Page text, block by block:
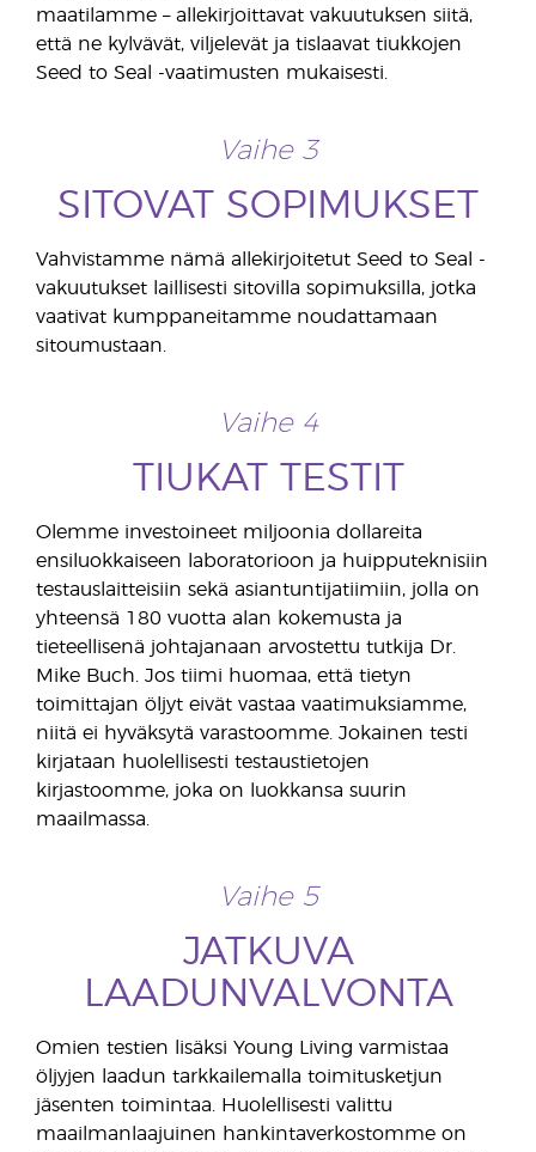
maatilamme – allekirjoittavat vakuutuksen siitä,
että ne kylvävät, viljelevät ja tislaavat tiukkojen
Seed to Seal -vaatimusten mukaisesti.
Vaihe 3
SITOVAT SOPIMUKSET
Vahvistamme nämä allekirjoitetut Seed to Seal -
vakuutukset laillisesti sitovilla sopimuksilla, jotka
vaativat kumppaneitamme noudattamaan
sitoumustaan.
Vaihe 4
TIUKAT TESTIT
Olemme investoineet miljoonia dollareita
ensiluokkaiseen laboratorioon ja huipputeknisiin
testauslaitteisiin sekä asiantuntijatiimiin, jolla on
yhteensä 180 vuotta alan kokemusta ja
tieteellisenä johtajanaan arvostettu tutkija Dr.
Mike Buch. Jos tiimi huomaa, että tietyn
toimittajan öljyt eivät vastaa vaatimuksiamme,
niitä ei hyväksytä varastoomme. Jokainen testi
kirjataan huolellisesti testaustietojen
kirjastoomme, joka on luokkansa suurin
maailmassa.
Vaihe 5
JATKUVA
LAADUNVALVONTA
Omien testien lisäksi Young Living varmistaa
öljyjen laadun tarkkailemalla toimitusketjun
jäsenten toimintaa. Huolellisesti valittu
maailmanlaajuinen hankintaverkostomme on